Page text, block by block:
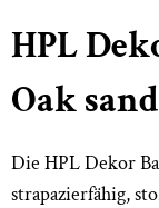
HPL
Oak sand
Die HPL Dekor
strapazierfähig,